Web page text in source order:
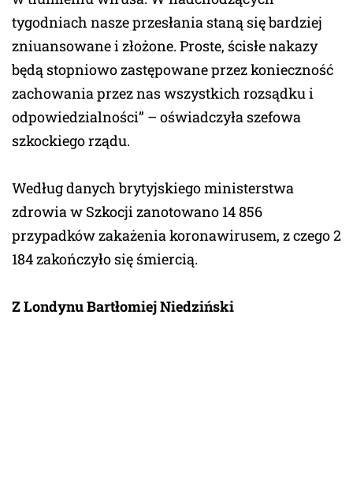
tygodniach nasze przesłania staną się bardziej
zniuansowane i złożone. Proste, ścisłe nakazy
będą stopniowo zastępowane przez konieczność
zachowania przez nas wszystkich rozsądku i
odpowiedzialności” – oświadczyła szefowa
szkockiego rządu.
Według danych brytyjskiego ministerstwa
zdrowia w Szkocji zanotowano 14 856
przypadków zakażenia koronawirusem, z czego 2
184 zakończyło się śmiercią.
Z Londynu Bartłomiej Niedziński